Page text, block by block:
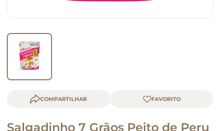
COMPARTILHAR
Salgadinho 7 Grãos Peito de Peru